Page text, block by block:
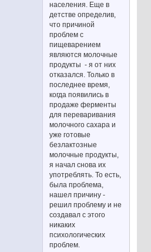
населения. Еще в
детстве определив,
что причиной
проблем с
пищеварением
являются молочные
продукты - я от них
отказался. Только в
последнее время,
когда появились в
продаже ферменты
для переваривания
молочного сахара и
уже готовые
безлактозные
молочные продукты,
я начал снова их
употреблять. То есть,
была проблема,
нашел причину -
решил проблему и не
создавал с этого
никаких
психологических
проблем.